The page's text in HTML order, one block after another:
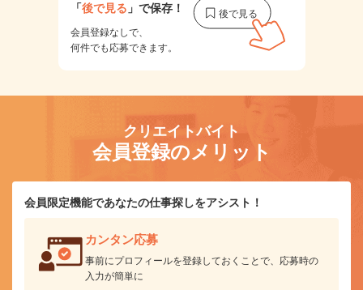
「後で見る 」で保存！
会員登録なしで、
何件でも応募できます。
クリエイトバイト
会員登録のメリット
会員限定機能であなたの仕事探しをアシスト！
カンタン応募
事前にプロフィールを登録しておくことで、応募時の
入力が簡単に